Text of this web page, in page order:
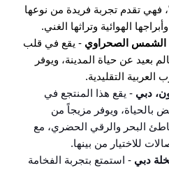
فهي تقدم تجربة فريدة من نوعها
الهوائية وتراثها الغني.
الشمس الصحراوي - يقع في قلب
بعيد عن حياة المدينة، ويوفر
العربية التقليدية.
دبي - يقع هذا المنتجع في
بالحياة، ويوفر مزيجاً من
البحر والرقي الحضري، مع
للاختيار من بينها.
دبي - استمتع بتجربة الفخامة